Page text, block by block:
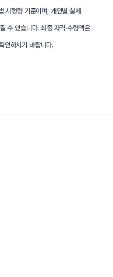
시행령 기준이며, 개인별 실제
수 있습니다. 최종 자격·수령액은
하시기 바랍니다.